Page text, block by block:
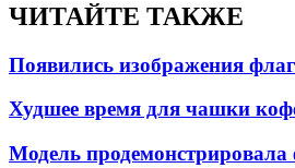
ЧИТАЙТЕ ТАКЖЕ
Появились изображения
Худшее время для чашки
Модель